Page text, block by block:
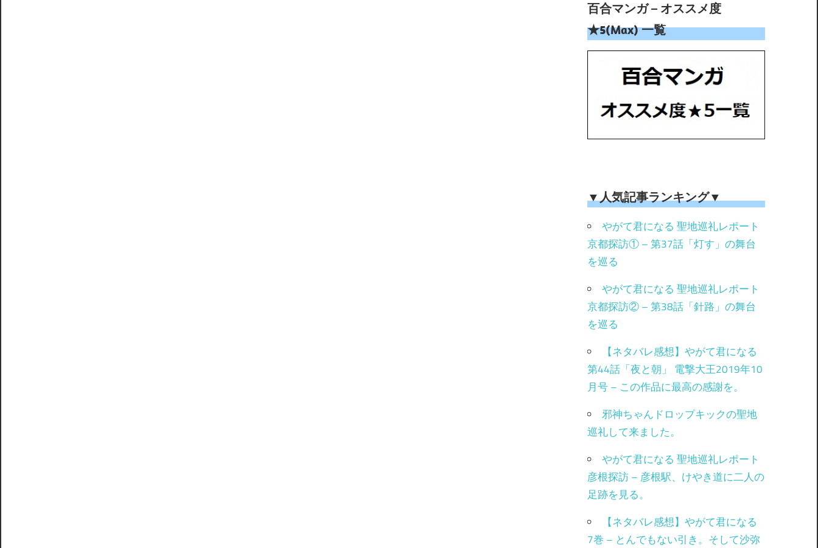
百合マンガ – オススメ度
★5(Max) 一覧
▼人気記事ランキング▼
やがて君になる 聖地巡礼レポート
京都探訪① – 第37話「灯す」の舞台
を巡る
やがて君になる 聖地巡礼レポート
京都探訪② – 第38話「針路」の舞台
を巡る
【ネタバレ感想】やがて君になる
第44話「夜と朝」 電撃大王2019年10
月号 – この作品に最高の感謝を。
邪神ちゃんドロップキックの聖地
巡礼して来ました。
やがて君になる 聖地巡礼レポート
彦根探訪 – 彦根駅、けやき道に二人の
足跡を見る。
【ネタバレ感想】やがて君になる
7巻 – とんでもない引き。そして沙弥